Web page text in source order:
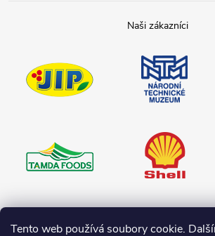
Tento web používá soubory cookie.
technické
muzeum
Teta drogerie